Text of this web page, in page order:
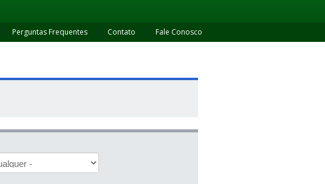
Perguntas Frequentes Contato Fale Conosco